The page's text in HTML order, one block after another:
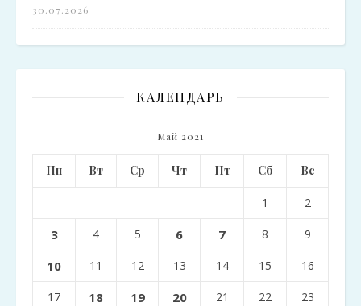
30.07.2026
КАЛЕНДАРЬ
Май 2021
Пн Вт Ср Чт Пт Сб Вс
1 2
3 4 5 6 7 8 9
10 11 12 13 14 15 16
17 18 19 20 21 22 23